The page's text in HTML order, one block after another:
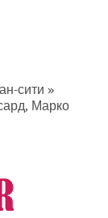
сити »
Марко